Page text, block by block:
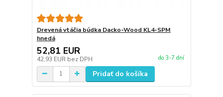
Drevená vtáčia búdka Dacko-Wood KL4-SPM
hnedá
52,81 EUR
42,93 EUR bez DPH do 3-7 dní
Pridať do košíka